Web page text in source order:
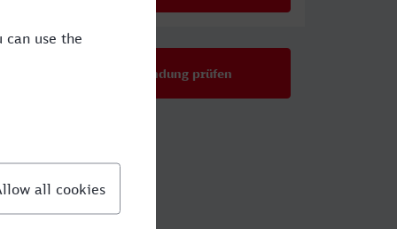
Verbindung prüfen